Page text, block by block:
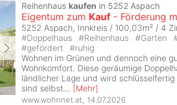
Reihenhaus kaufen in 5252 Aspach
Eigentum zum Kauf - Förderung
5252 Aspach, Innkreis / 100,03m² / 4
#Doppelhaus #Reihenhaus #Garten
#gefördert #ruhig
Wohnen im Grünen und dennoch eine
Wohnkomfort. Diese geräumige
ländlicher Lage und wird
sind selbst... [Mehr]
www.wohnnet.at 14.07.2026